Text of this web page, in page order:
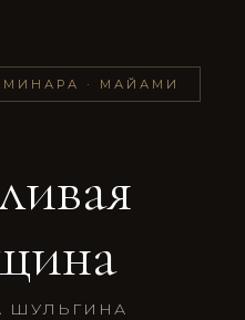
· МАЙАМИ
ШУЛЬГИНА